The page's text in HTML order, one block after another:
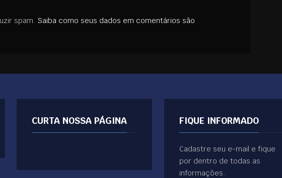
spam. Saiba como seus dados em comentários são
CURTA NOSSA PÁGINA FIQUE INFORMADO
Cadastre seu e-mail e fique
por dentro de todas as
informações.